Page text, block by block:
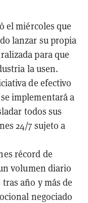
el miércoles que
lanzar su propia
para que
la usen.
de efectivo
implementará a
todos sus
24/7 sujeto a
récord de
volumen diario
año y más de
negociado